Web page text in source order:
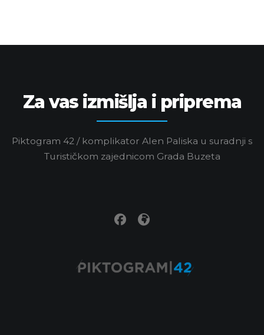
Za vas izmišlja i priprema
Piktogram 42 / komplikator Alen Paliska u suradnji s
Turističkom zajednicom Grada Buzeta